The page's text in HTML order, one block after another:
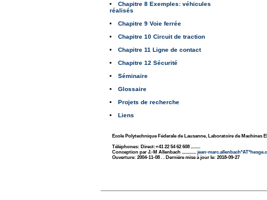
Chapitre 8 Exemples: véhicules
réalisés
Chapitre 9 Voie ferrée
Chapitre 10 Circuit de traction
Chapitre 11 Ligne de contact
Chapitre 12 Sécurité
Séminaire
Glossaire
Projets de recherche
Liens
Ecole Polytechnique Féderale de Lausanne, Laboratoire de Machines
Téléphones: Direct:+41 22 54 62 608 ........
Conception par J.-M Allenbach ............ jean-
Ouverture: 2004-11-08 . . Dernière mise à jour le: 2018-09-27